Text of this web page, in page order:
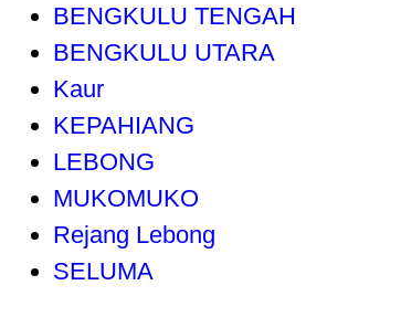
BENGKULU TENGAH
BENGKULU UTARA
Kaur
KEPAHIANG
LEBONG
MUKOMUKO
Rejang Lebong
SELUMA